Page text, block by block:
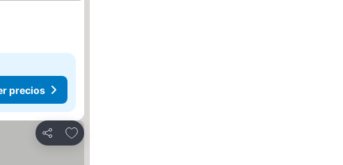
precios
Compartir
Agregar a favoritos